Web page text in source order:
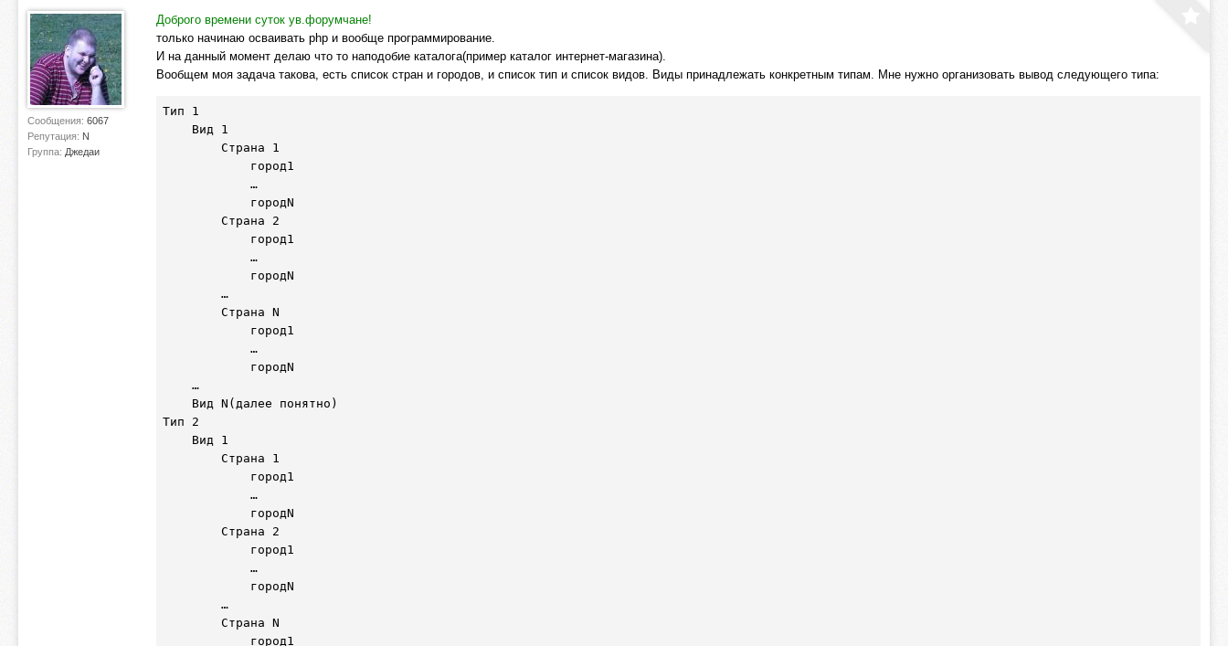
Сообщения: 6067
Репутация: N
Группа: Джедаи
Доброго времени суток ув.форумчане!
только начинаю осваивать php и вообще программирование.
И на данный момент делаю что то наподобие каталога(пример каталог интернет-магазина).
Вообщем моя задача такова, есть список стран и городов, и список тип и список видов. Виды принадлежать конкретным типам. Мне нужно организовать вывод следующего типа:
Тип 1
Тип 2